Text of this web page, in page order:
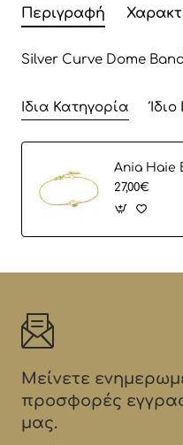
Περιγραφή
Silver Curve Dome
Ίδια Κατηγορία
27,00€
Μείνετε
προσφορές
μας.